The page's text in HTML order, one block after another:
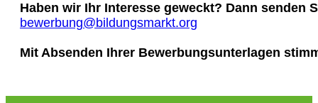
Haben wir Ihr Interesse geweckt? Dann senden
bewerbung@bildungsmarkt.org
Mit Absenden Ihrer Bewerbungsunterlagen